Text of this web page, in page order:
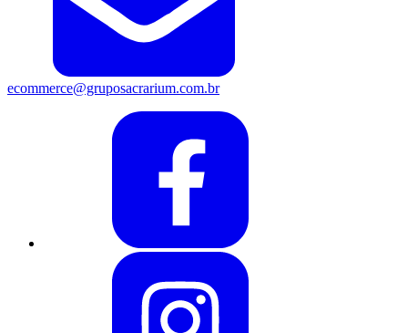
ecommerce@gruposacrarium.com.br